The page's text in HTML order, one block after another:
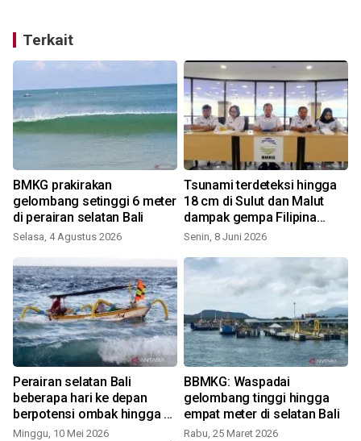
Terkait
BMKG prakirakan
gelombang setinggi 6 meter
di perairan selatan Bali
Selasa, 4 Agustus 2026
Tsunami terdeteksi hingga
18 cm di Sulut dan Malut
dampak gempa Filipina
Senin pagi
Senin, 8 Juni 2026
Perairan selatan Bali
beberapa hari ke depan
berpotensi ombak hingga 4
meter
Minggu, 10 Mei 2026
BBMKG: Waspadai
gelombang tinggi hingga
empat meter di selatan Bali
Rabu, 25 Maret 2026